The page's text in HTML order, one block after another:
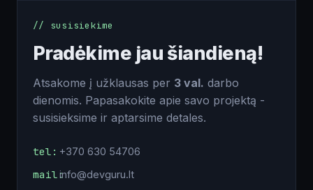
// susisiekime
Pradėkime jau šiandieną!
Atsakome į užklausas per 3 val. darbo
dienomis. Papasakokite apie savo projektą -
susisieksime ir aptarsime detales.
tel: +370 630 54706
mail:info@devguru.lt